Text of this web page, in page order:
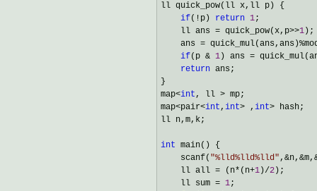
ll quick_pow(ll x,ll p) {
if(!p) return 1;
    ll ans
= quick_pow(x,p>>1 );
    ans
= quick_mul(ans,ans)%
if(p & 1 ) ans =
return ans;
}
map<int , ll > mp;
map<pair<int , int> , int> hash;
ll n,m,k;
int main() {
    scanf(
"%lld%lld%lld"
    ll all
= (n*(n+1 )/2 );
    ll sum
= 1;